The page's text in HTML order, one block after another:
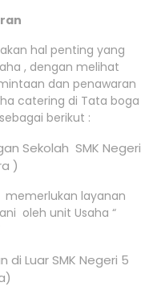
hal penting yang
, dengan melihat
dan penawaran
catering di Tata boga
berikut :
Sekolah SMK Negeri
)
memerlukan layanan
oleh unit Usaha “
di Luar SMK Negeri 5